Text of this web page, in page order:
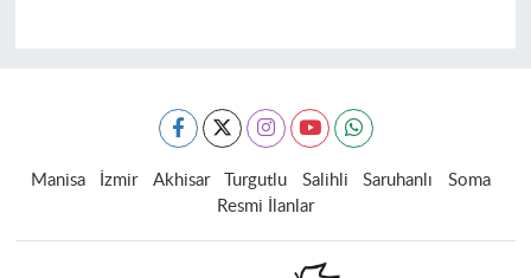
Manisa İzmir Akhisar Turgutlu Salihli Saruhanlı
Soma
Resmi İlanlar